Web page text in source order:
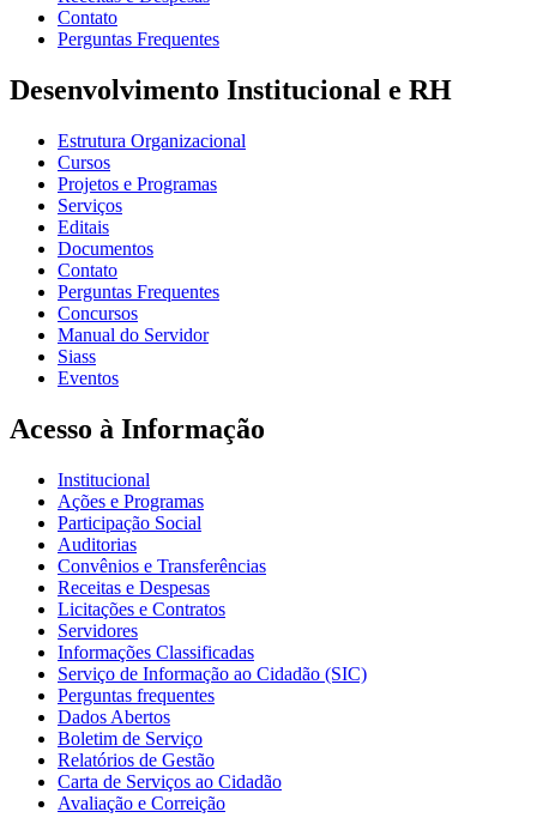
Contato
Perguntas Frequentes
Desenvolvimento Institucional e RH
Estrutura Organizacional
Cursos
Projetos e Programas
Serviços
Editais
Documentos
Contato
Perguntas Frequentes
Concursos
Manual do Servidor
Siass
Eventos
Acesso à Informação
Institucional
Ações e Programas
Participação Social
Auditorias
Convênios e Transferências
Receitas e Despesas
Licitações e Contratos
Servidores
Informações Classificadas
Serviço de Informação ao Cidadão (SIC)
Perguntas frequentes
Dados Abertos
Boletim de Serviço
Relatórios de Gestão
Carta de Serviços ao Cidadão
Avaliação e Correição